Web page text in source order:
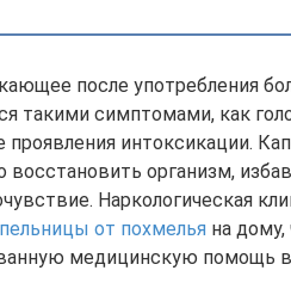
после употребления
такими симптомами, как
проявления интоксикации.
организм,
Наркологическая
от похмелья на дому,
медицинскую помощь